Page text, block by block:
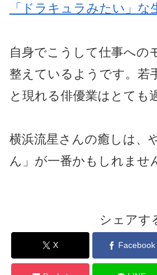
「ドラキュラみたい」な
自身でこうして仕事への
整えているようです。若
と現れる俳優業はとても
横浜流星さんの癒しは、
ん」が一番かもしれませ
シェアす
X Facebook